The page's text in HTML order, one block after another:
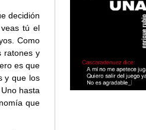
decidión
tú el
Como
ratones y
es que
y que los
hasta
que